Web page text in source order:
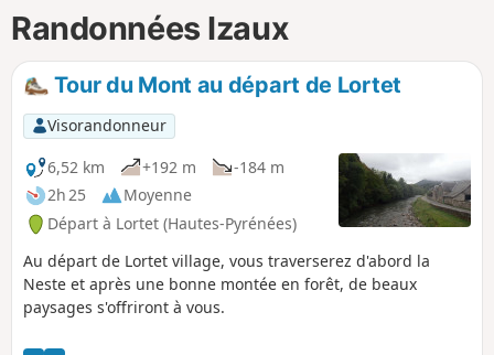
Randonnées Izaux
Tour du Mont au départ de Lortet
Visorandonneur
6,52 km
+192 m
-184 m
2h 25
Moyenne
Départ à Lortet (Hautes-Pyrénées)
Au départ de Lortet village, vous traverserez d'abord la
Neste et après une bonne montée en forêt, de beaux
paysages s'offriront à vous.